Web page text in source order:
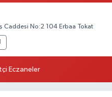
Caddesi No:2 104 Erbaa Tokat
Eczaneler